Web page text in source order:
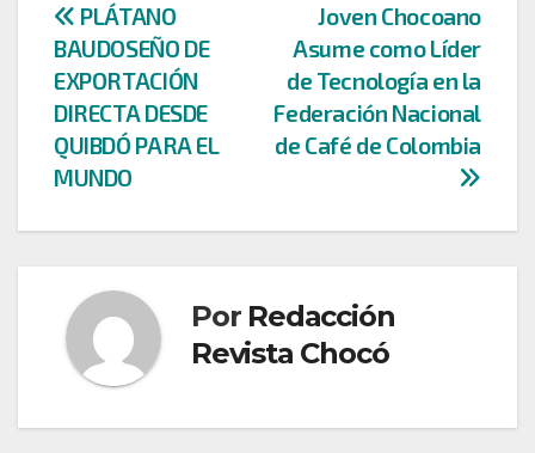
Navegación
de
entradas
Joven Chocoano
Asume como Líder
de Tecnología en la
Federación Nacional
de Café de Colombia
PLÁTANO
BAUDOSEÑO DE
EXPORTACIÓN
DIRECTA DESDE
QUIBDÓ PARA EL
MUNDO
Por Redacción
Revista Chocó